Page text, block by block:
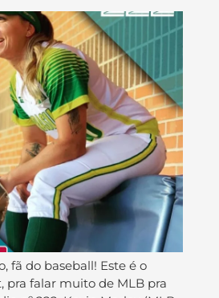
fã do baseball! Este é o
pra falar muito de MLB pra